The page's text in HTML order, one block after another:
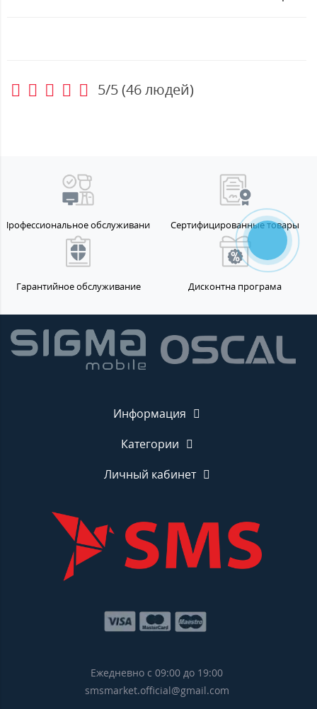
5/5(46людей)
Профессиональное обслуживание Сертифицированные товары
Гарантийное обслуживание Дисконтна програма
Информация
Категории
Личный кабинет
Ежедневно с 09:00 до 19:00
smsmarket.official@gmail.com